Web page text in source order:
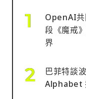
OpenAI共
段《魔戒
界
巴菲特談
Alphabet